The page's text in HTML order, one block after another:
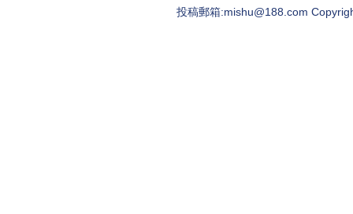
投稿郵箱:mishu@188.com